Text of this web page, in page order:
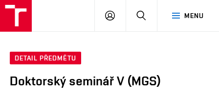
MENU
PŘIHLÁSIT
DETAIL PŘEDMĚTU
Doktorský seminář V (MGS)